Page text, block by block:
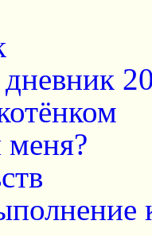
меня?